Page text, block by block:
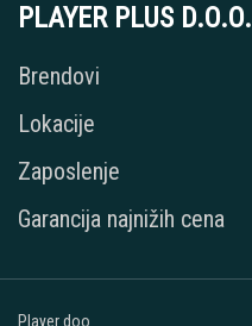
PLAYER PLUS D.O.O.
Brendovi
Lokacije
Zaposlenje
Garancija najnižih cena
Player doo